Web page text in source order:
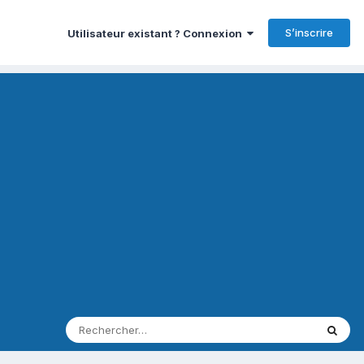
Utilisateur existant ? Connexion S’inscrire